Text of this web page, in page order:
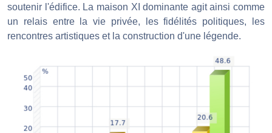
soutenir l'édifice. La maison XI dominante agit ainsi comme
un relais entre la vie privée, les fidélités politiques, les
rencontres artistiques et la construction d'une légende.